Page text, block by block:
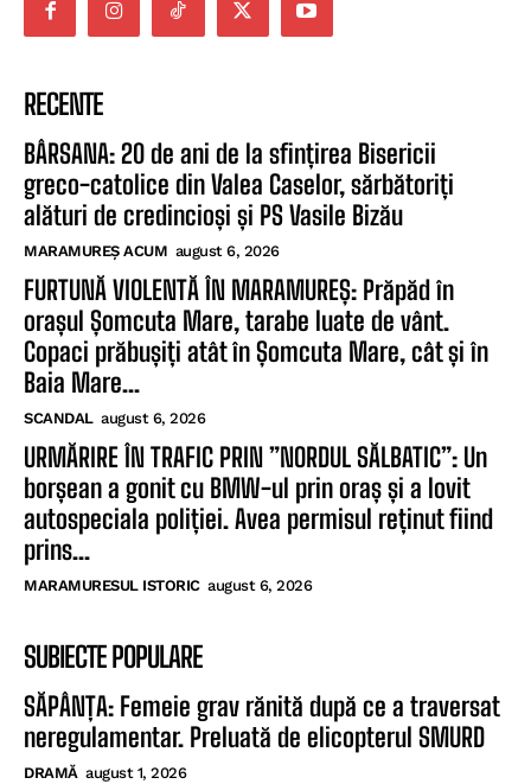
RECENTE
BÂRSANA: 20 de ani de la sfințirea Bisericii
greco-catolice din Valea Caselor, sărbătoriți
alături de credincioși și PS Vasile Bizău
MARAMUREȘ ACUM august 6, 2026
FURTUNĂ VIOLENTĂ ÎN MARAMUREȘ: Prăpăd în
orașul Șomcuta Mare, tarabe luate de vânt.
Copaci prăbușiți atât în Șomcuta Mare, cât și în
Baia Mare...
SCANDAL august 6, 2026
URMĂRIRE ÎN TRAFIC PRIN ”NORDUL SĂLBATIC”: Un
borșean a gonit cu BMW-ul prin oraș și a lovit
autospeciala poliției. Avea permisul reținut fiind
prins...
MARAMURESUL ISTORIC august 6, 2026
SUBIECTE POPULARE
SĂPÂNȚA: Femeie grav rănită după ce a traversat
neregulamentar. Preluată de elicopterul SMURD
DRAMĂ august 1, 2026